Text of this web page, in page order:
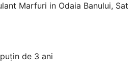
Marfuri in Odaia Banului, Sat
de 3 ani